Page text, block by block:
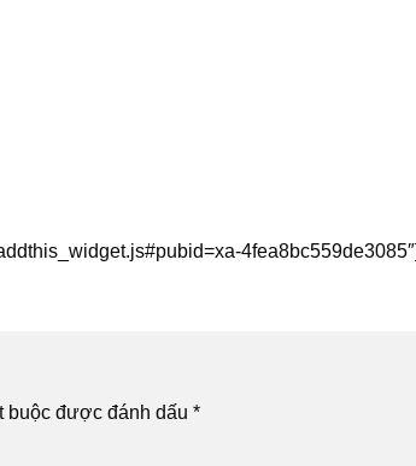
4fea8bc559de3085″]
buộc được đánh dấu *